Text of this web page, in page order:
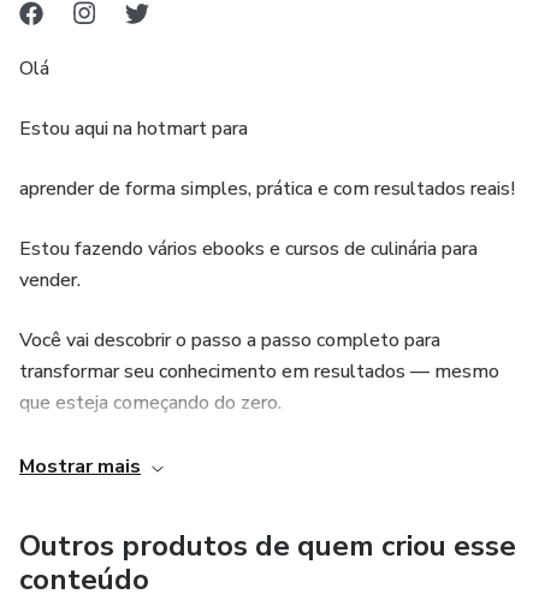
Olá
Estou aqui na hotmart para
aprender de forma simples, prática e com resultados reais!
Estou fazendo vários ebooks e cursos de culinária para
vender.
Você vai descobrir o passo a passo completo para
transformar seu conhecimento em resultados — mesmo
que esteja começando do zero.
Com aulas diretas, materiais exclusivos e um método
Indicado para quem quer:
Mostrar mais
Outros produtos de quem criou esse
conteúdo